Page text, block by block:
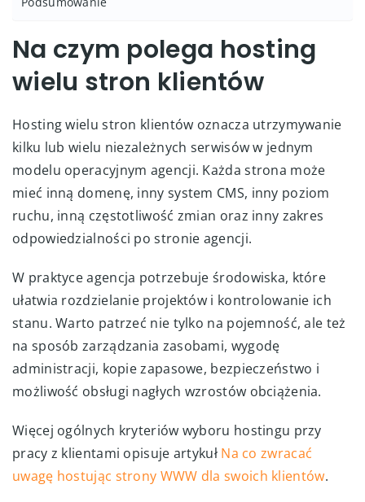
Na czym polega hosting
wielu stron klientów
Hosting wielu stron klientów oznacza utrzymywanie
kilku lub wielu niezależnych serwisów w jednym
modelu operacyjnym agencji. Każda strona może
mieć inną domenę, inny system CMS, inny poziom
ruchu, inną częstotliwość zmian oraz inny zakres
odpowiedzialności po stronie agencji.
W praktyce agencja potrzebuje środowiska, które
ułatwia rozdzielanie projektów i kontrolowanie ich
stanu. Warto patrzeć nie tylko na pojemność, ale też
na sposób zarządzania zasobami, wygodę
administracji, kopie zapasowe, bezpieczeństwo i
możliwość obsługi nagłych wzrostów obciążenia.
Więcej ogólnych kryteriów wyboru hostingu przy
pracy z klientami opisuje artykuł Na co zwracać
uwagę hostując strony WWW dla swoich klientów.